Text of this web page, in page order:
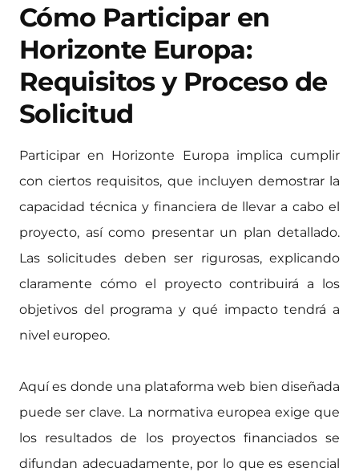
Cómo Participar en
Horizonte Europa:
Requisitos y Proceso de
Solicitud
Participar en Horizonte Europa implica cumplir
con ciertos requisitos, que incluyen demostrar la
capacidad técnica y financiera de llevar a cabo el
proyecto, así como presentar un plan detallado.
Las solicitudes deben ser rigurosas, explicando
claramente cómo el proyecto contribuirá a los
objetivos del programa y qué impacto tendrá a
nivel europeo.
Aquí es donde una plataforma web bien diseñada
puede ser clave. La normativa europea exige que
los resultados de los proyectos financiados se
difundan adecuadamente, por lo que es esencial